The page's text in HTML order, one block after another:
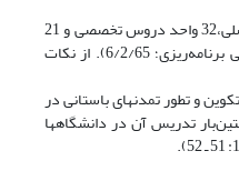
واحد دروس پایه، 68 واحد دروس اصلی،32 واحد دروس تخصصی و 21
واحد دروس اختیاری بود (شورای‌عالی برنامه‌ریزی؛ 6/2/65). از نکات
و تطور تمدنهای باستانی در
تدریس آن در دانشگاهها